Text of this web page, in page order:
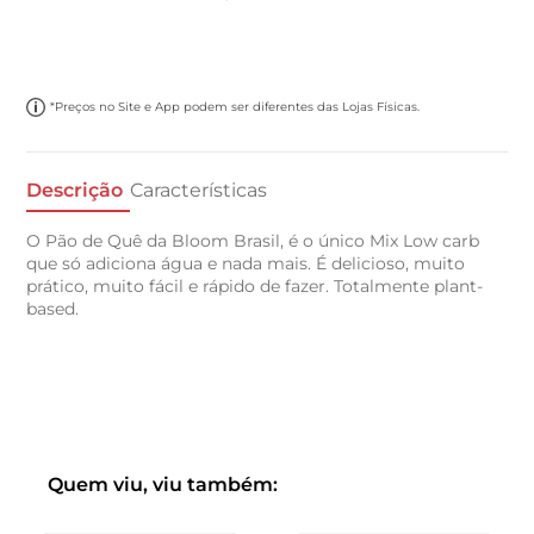
*Preços no Site e App podem ser diferentes das Lojas Físicas.
Descrição Características
O Pão de Quê da Bloom Brasil, é o único Mix Low carb
que só adiciona água e nada mais. É delicioso, muito
prático, muito fácil e rápido de fazer. Totalmente plant-
based.
Quem viu, viu também: